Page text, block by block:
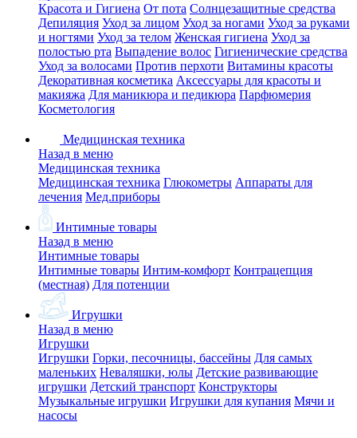
Красота и Гигиена От пота Солнцезащитные средства
Депиляция Уход за лицом Уход за ногами Уход за руками
и ногтями Уход за телом Женская гигиена Уход за
полостью рта Выпадение волос Гигиенические средства
Уход за волосами Против перхоти Витамины красоты
Декоративная косметика Аксессуары для красоты и
макияжа Для маникюра и педикюра Парфюмерия
Косметология
Медицинская техника
Назад в меню
Медицинская техника
Медицинская техника Глюкометры Аппараты для
лечения Мед.приборы
Интимные товары
Назад в меню
Интимные товары
Интимные товары Интим-комфорт Контрацепция
(местная) Для потенции
Игрушки
Назад в меню
Игрушки
Игрушки Горки, песочницы, бассейны Для самых
маленьких Неваляшки, юлы Детские развивающие
игрушки Детский транспорт Конструкторы
Музыкальные игрушки Игрушки для купания Мячи и
насосы